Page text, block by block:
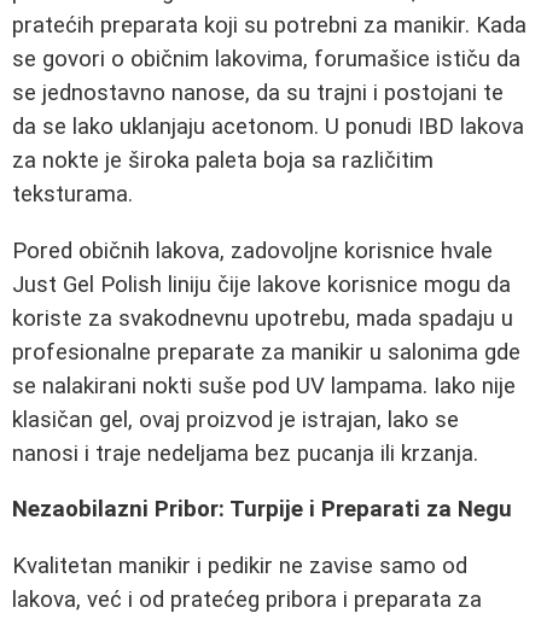
pratećih preparata koji su potrebni za manikir. Kada
se govori o običnim lakovima, forumašice ističu da
se jednostavno nanose, da su trajni i postojani te
da se lako uklanjaju acetonom. U ponudi IBD lakova
za nokte je široka paleta boja sa različitim
teksturama.
Pored običnih lakova, zadovoljne korisnice hvale
Just Gel Polish liniju čije lakove korisnice mogu da
koriste za svakodnevnu upotrebu, mada spadaju u
profesionalne preparate za manikir u salonima gde
se nalakirani nokti suše pod UV lampama. Iako nije
klasičan gel, ovaj proizvod je istrajan, lako se
nanosi i traje nedeljama bez pucanja ili krzanja.
Nezaobilazni Pribor: Turpije i Preparati za Negu
Kvalitetan manikir i pedikir ne zavise samo od
lakova, već i od pratećeg pribora i preparata za